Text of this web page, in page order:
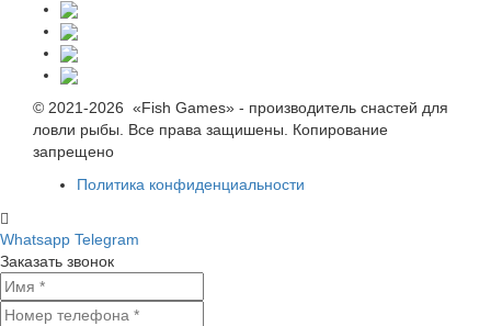
© 2021-2026 «Fish Games» - производитель снастей для
ловли рыбы. Все права защишены. Копирование
запрещено
Политика конфиденциальности
Whatsapp Telegram
Заказать звонок